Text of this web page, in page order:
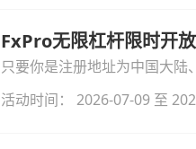
FxPro无限杠杆限时开
只要你是注册地址为中国大
自动解锁无限倍杠杆福利，无
活动时间： 2026-07-09 至